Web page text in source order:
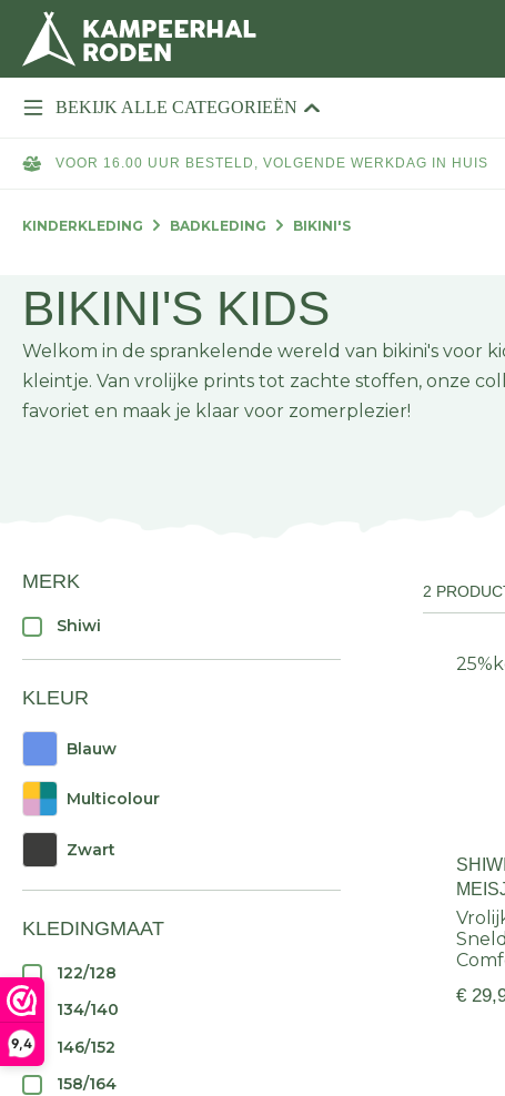
9,4
BEKIJK ALLE CATEGORIEËN
VOOR 16.00 UUR BESTELD, VOLGENDE WERKDAG IN HUIS
KINDERKLEDING BADKLEDING BIKINI'S
BIKINI'S KIDS
Welkom in de sprankelende wereld van bikini's voor
kleintje. Van vrolijke prints tot zachte stoffen, onze
favoriet en maak je klaar voor zomerplezier!
MERK
Shiwi
KLEUR
Blauw
Multicolour
Zwart
KLEDINGMAAT
122/128
134/140
146/152
158/164
2
25%
€